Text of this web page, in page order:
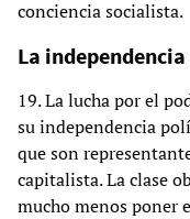
conciencia socialista.
La
19. La lucha por el
su independencia
que son
capitalista. La clase
mucho menos poner